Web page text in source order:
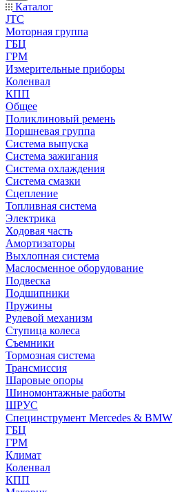
Каталог
JTC
Моторная группа
ГБЦ
ГРМ
Измерительные приборы
Коленвал
КПП
Общее
Поликлиновый ремень
Поршневая группа
Система выпуска
Система зажигания
Система охлаждения
Система смазки
Сцепление
Топливная система
Электрика
Ходовая часть
Амортизаторы
Выхлопная система
Маслосменное оборудование
Подвеска
Подшипники
Пружины
Рулевой механизм
Ступица колеса
Съемники
Тормозная система
Трансмиссия
Шаровые опоры
Шиномонтажные работы
ШРУС
Специнструмент Mercedes & BMW
ГБЦ
ГРМ
Климат
Коленвал
КПП